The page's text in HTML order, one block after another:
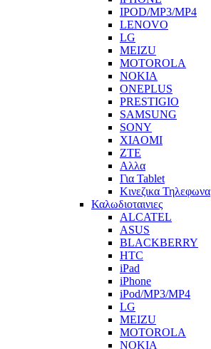
IPOD/MP3/MP4
LENOVO
LG
MEIZU
MOTOROLA
NOKIA
ONEPLUS
PRESTIGIO
SAMSUNG
SONY
XIAOMI
ZTE
Αλλα
Για Tablet
Κινεζικα Τηλεφωνα
Καλωδιοταινιες
ALCATEL
ASUS
BLACKBERRY
HTC
iPad
iPhone
iPod/MP3/MP4
LG
MEIZU
MOTOROLA
NOKIA